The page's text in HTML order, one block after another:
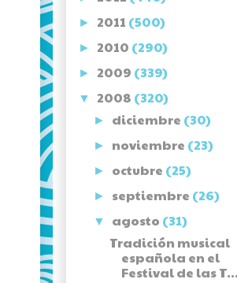
► 2011 (500)
► 2010 (290)
► 2009 (339)
▼ 2008 (320)
► diciembre (30)
► noviembre (23)
► octubre (25)
► septiembre (26)
▼ agosto (31)
Tradición musical
española en el
Festival de las